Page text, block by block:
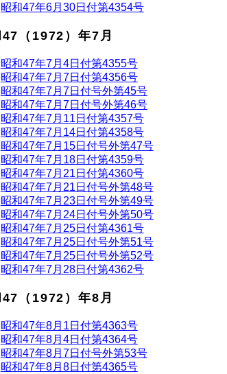
昭和47年6月30日付第4354号
（1972）年7月
昭和47年7月4日付第4355号
昭和47年7月7日付第4356号
昭和47年7月7日付号外第45号
昭和47年7月7日付号外第46号
昭和47年7月11日付第4357号
昭和47年7月14日付第4358号
昭和47年7月15日付号外第47号
昭和47年7月18日付第4359号
昭和47年7月21日付第4360号
昭和47年7月21日付号外第48号
昭和47年7月23日付号外第49号
昭和47年7月24日付号外第50号
昭和47年7月25日付第4361号
昭和47年7月25日付号外第51号
昭和47年7月25日付号外第52号
昭和47年7月28日付第4362号
（1972）年8月
昭和47年8月1日付第4363号
昭和47年8月4日付第4364号
昭和47年8月7日付号外第53号
昭和47年8月8日付第4365号